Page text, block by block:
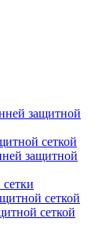
защитной
сеткой
защитной
сеткой
сеткой